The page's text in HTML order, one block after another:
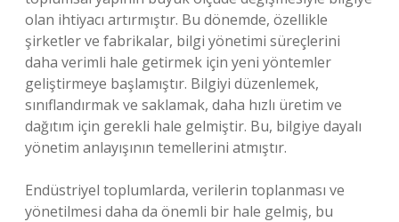
olan ihtiyacı artırmıştır. Bu dönemde, özellikle
şirketler ve fabrikalar, bilgi yönetimi süreçlerini
daha verimli hale getirmek için yeni yöntemler
geliştirmeye başlamıştır. Bilgiyi düzenlemek,
sınıflandırmak ve saklamak, daha hızlı üretim ve
dağıtım için gerekli hale gelmiştir. Bu, bilgiye dayalı
yönetim anlayışının temellerini atmıştır.
Endüstriyel toplumlarda, verilerin toplanması ve
yönetilmesi daha da önemli bir hale gelmiş, bu